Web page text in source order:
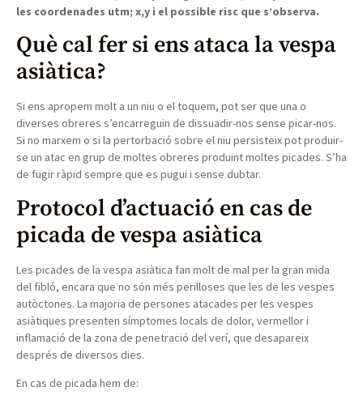
les coordenades utm; x,y i el possible risc que s’observa.
Què cal fer si ens ataca la vespa
asiàtica?
Si ens apropem molt a un niu o el toquem, pot ser que una o
diverses obreres s’encarreguin de dissuadir-nos sense picar-nos.
Si no marxem o si la pertorbació sobre el niu persisteix pot produir-
se un atac en grup de moltes obreres produint moltes picades. S’ha
de fugir ràpid sempre que es pugui i sense dubtar.
Protocol d’actuació en cas de
picada de vespa asiàtica
Les picades de la vespa asiàtica fan molt de mal per la gran mida
del fibló, encara que no són més perilloses que les de les vespes
autòctones. La majoria de persones atacades per les vespes
asiàtiques presenten símptomes locals de dolor, vermellor i
inflamació de la zona de penetració del verí, que desapareix
després de diversos dies.
En cas de picada hem de: